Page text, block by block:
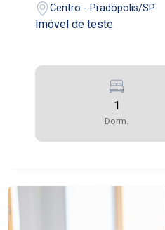
Centro - Pradópolis/SP
Imóvel de teste
1
Dorm.